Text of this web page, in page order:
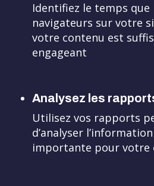
Identifiez le temps que
navigateurs sur votre
votre contenu est
engageant
Analysez les
Utilisez vos rapports
d’analyser
importante pour votre